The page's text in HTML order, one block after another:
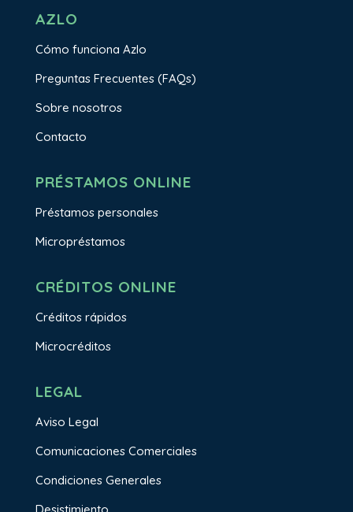
AZLO
Cómo funciona Azlo
Preguntas Frecuentes (FAQs)
Sobre nosotros
Contacto
PRÉSTAMOS ONLINE
Préstamos personales
Micropréstamos
CRÉDITOS ONLINE
Créditos rápidos
Microcréditos
LEGAL
Aviso Legal
Comunicaciones Comerciales
Condiciones Generales